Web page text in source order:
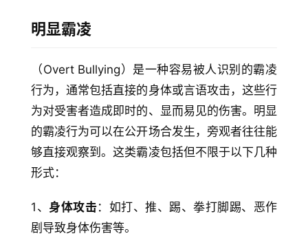
明显霸凌
（Overt Bullying）是一种容易被人识别的霸凌
行为，通常包括直接的身体或言语攻击，这些行
为对受害者造成即时的、显而易见的伤害。明显
的霸凌行为可以在公开场合发生，旁观者往往能
够直接观察到。这类霸凌包括但不限于以下几种
形式：
1、 身体攻击：如打、推、踢、拳打脚踢、恶作
剧导致身体伤害等。